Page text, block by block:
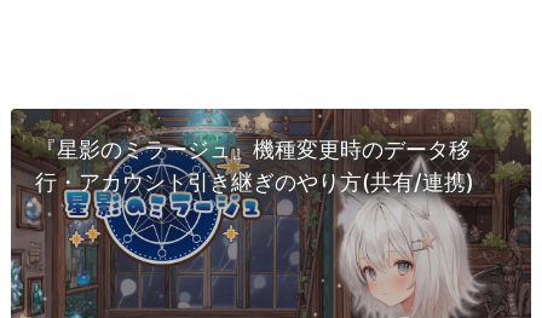
『星影のミラージュ』機種変更時のデータ移
行・アカウント引き継ぎのやり方(共有/連携)